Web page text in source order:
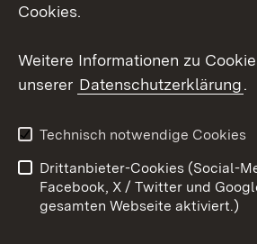
Youtube
Kontakt
Barrierefreiheit
Impressum Cookies
Cookies.
Weitere Informationen zu
unserer Datenschutzerklärung.
Technisch notwendige Cookies
Drittanbieter-Cookies (Social-
Facebook, X / Twitter und
gesamten Webseite aktiviert.)